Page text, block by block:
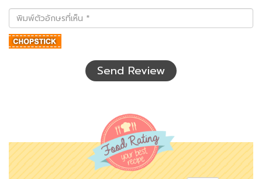
พิมพ์
ตัว
อักษร
ที่
Send Review